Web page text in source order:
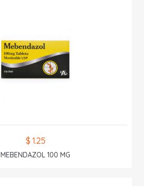
$ 1.25
MEBENDAZOL 100 MG